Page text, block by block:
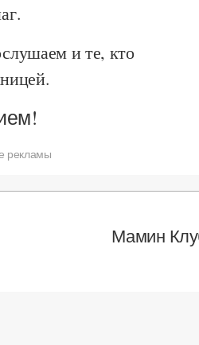
и те, кто
рекламы
Мамин